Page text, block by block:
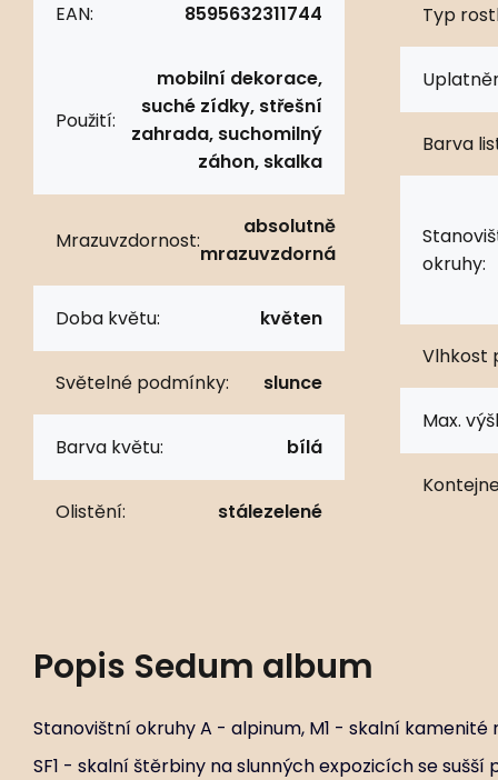
EAN: 8595632311744
Použití:
mobilní dekorace,
suché zídky, střešní
zahrada, suchomilný
záhon, skalka
Mrazuvzdornost:
absolutně
mrazuvzdorná
Doba květu: květen
Světelné podmínky: slunce
Barva květu: bílá
Olistění: stálezelené
Typ
Barva
okruhy:
Vlhkost
Max.
Popis Sedum album
Stanovištní okruhy A - alpinum, M1 - skalní kamenité
SF1 - skalní štěrbiny na slunných expozicích se sušší